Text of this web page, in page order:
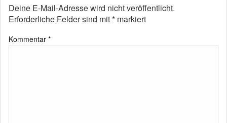
Deine E-Mail-Adresse wird nicht veröffentlicht.
Erforderliche Felder sind mit* markiert
Kommentar *